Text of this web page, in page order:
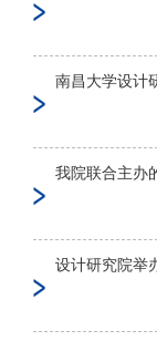
南昌大学设计
我院联合主办
设计研究院举